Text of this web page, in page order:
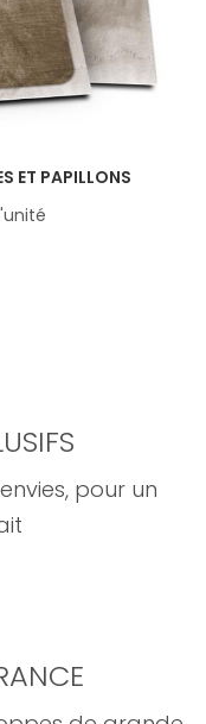
ET PAPILLONS
pour un